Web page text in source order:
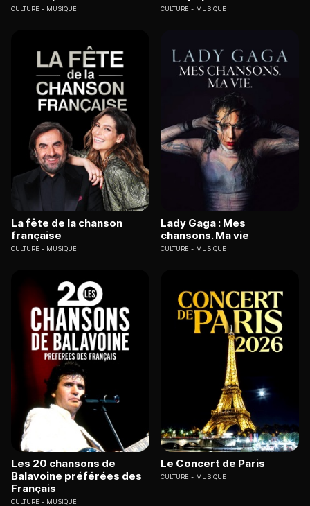
CULTURE MUSIQUE CULTURE MUSIQUE
La fête de la chanson
française
CULTURE MUSIQUE
Lady Gaga : Mes
chansons. Ma vie
CULTURE MUSIQUE
Les 20 chansons de
Balavoine préférées des
Français
CULTURE MUSIQUE
Le Concert de Paris
CULTURE MUSIQUE